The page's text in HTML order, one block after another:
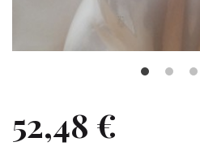
52,48 €